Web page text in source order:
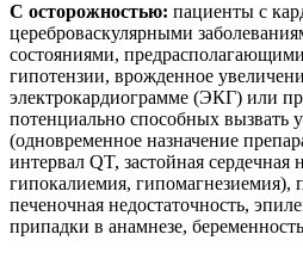
С осторожностью: пациенты с
цереброваскулярными
состояниями,
гипотензии, врожденное
электрокардиограмме (ЭКГ) или
потенциально способных вызвать
(одновременное назначение
интервал QT, застойная сердечная
гипокалиемия, гипомагнезиемия),
печеночная недостаточность,
припадки в анамнезе,